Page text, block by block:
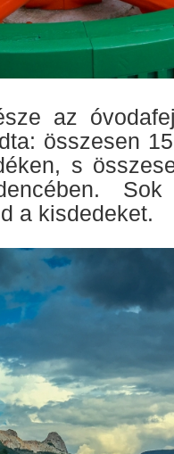
az
összesen
s
a kisdedeket.